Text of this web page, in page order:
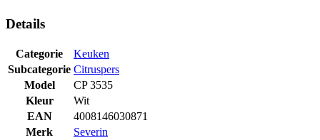
Details
Categorie
Keuken
Subcategorie Citruspers
Model
CP 3535
Kleur
Wit
EAN
4008146030871
Merk
Severin